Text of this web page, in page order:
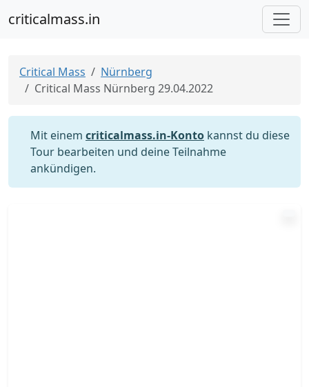
criticalmass.in
Critical Mass
Nürnberg
Critical Mass Nürnberg 29.04.2022
Mit einem criticalmass.in-Konto kannst du diese
Tour bearbeiten und deine Teilnahme
ankündigen.